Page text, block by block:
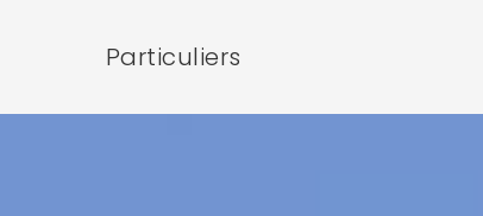
Particuliers